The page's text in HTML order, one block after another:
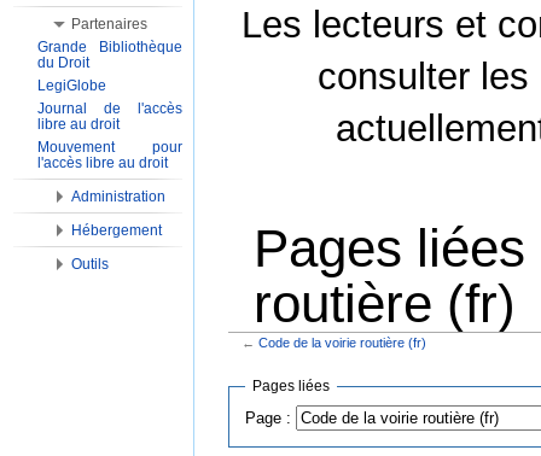
Les lecteurs et
consulter les
Pages
routière (fr)
← Code de la voirie routière (fr)
Pages liées
Page :
Partenaires
Grande Bibliothèque
du Droit
LegiGlobe
Journal de l'accès
libre au droit
Mouvement pour
l'accès libre au droit
Administration
Hébergement
Outils